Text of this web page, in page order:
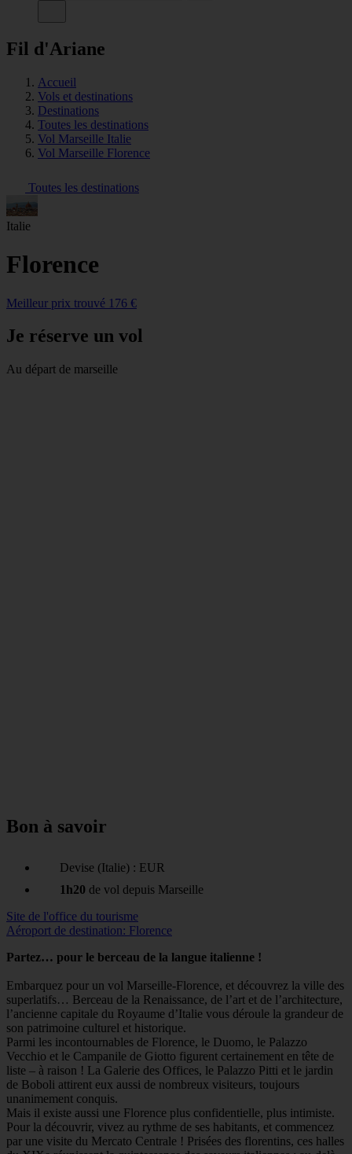
Fil d'Ariane
Accueil
Vols et destinations
Destinations
Toutes les destinations
Vol Marseille Italie
Vol Marseille Florence
Toutes les destinations
Italie
Florence
Meilleur prix trouvé 176 €
Je réserve un vol
Au départ de marseille
Bon à savoir
Devise (Italie) : EUR
1h20 de vol depuis Marseille
Site de l'office du tourisme
Aéroport de destination: Florence
Partez… pour le berceau de la langue italienne !
Embarquez pour un vol Marseille-Florence, et découvrez la ville des
superlatifs… Berceau de la Renaissance, de l’art et de l’architecture,
l’ancienne capitale du Royaume d’Italie vous déroule la grandeur de
son patrimoine culturel et historique.
Parmi les incontournables de Florence, le Duomo, le Palazzo
Vecchio et le Campanile de Giotto figurent certainement en tête de
liste – à raison ! La Galerie des Offices, le Palazzo Pitti et le jardin
de Boboli attirent eux aussi de nombreux visiteurs, toujours
unanimement conquis.
Mais il existe aussi une Florence plus confidentielle, plus intimiste.
Pour la découvrir, vivez au rythme de ses habitants, et commencez
par une visite du Mercato Centrale ! Prisées des florentins, ces halles